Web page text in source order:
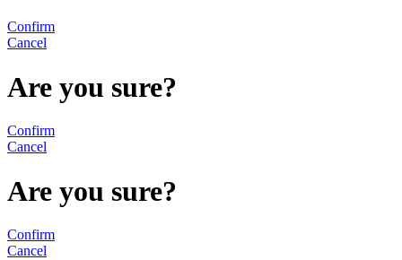
Confirm
Cancel
Are you sure?
Confirm
Cancel
Are you sure?
Confirm
Cancel